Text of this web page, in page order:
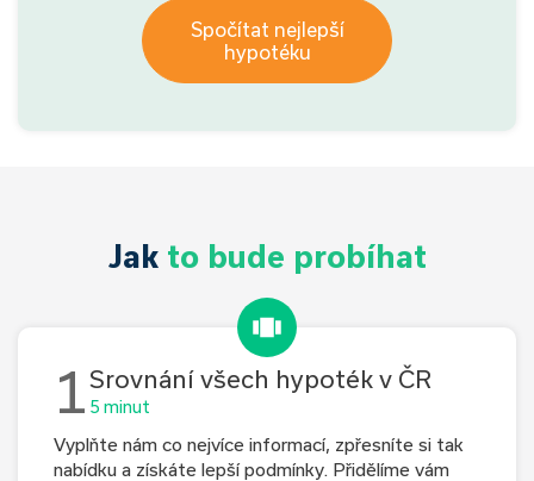
Spočítat nejlepší
hypotéku
Jak to bude probíhat
1Srovnání všech hypoték v ČR
5 minut
Vyplňte nám co nejvíce informací, zpřesníte si tak
nabídku a získáte lepší podmínky. Přidělíme vám